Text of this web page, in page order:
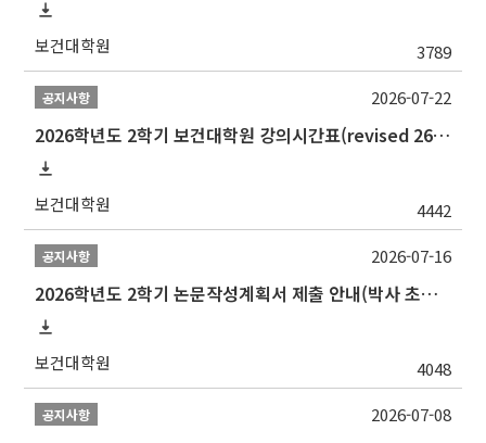
보건대학원 3789
공지사항
2026학년도 2학기 보건대학원 강의시간표(revised 260803)(2026 2nd SEMESTER SNU GSPH TIMETABLE)
보건대학원 4442
2026-07-22
공지사항
2026학년도 2학기 논문작성계획서 제출 안내(박사 초심 일정 포함)_Thesis Proposal
보건대학원 4048
2026-07-16
공지사항 2026-07-08